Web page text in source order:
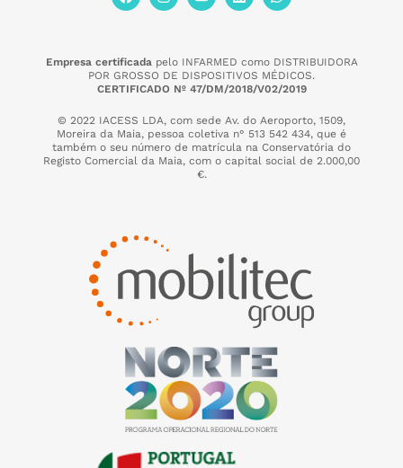
Empresa certificada pelo INFARMED como DISTRIBUIDORA
POR GROSSO DE DISPOSITIVOS MÉDICOS.
CERTIFICADO Nº 47/DM/2018/V02/2019
© 2022 IACESS LDA, com sede Av. do Aeroporto, 1509,
Moreira da Maia, pessoa coletiva n° 513 542 434, que é
também o seu número de matrícula na Conservatória do
Registo Comercial da Maia, com o capital social de 2.000,00
€.